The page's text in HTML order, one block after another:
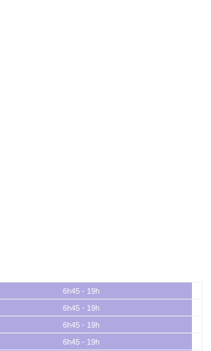
6h45 - 19h
6h45 - 19h
6h45 - 19h
6h45 - 19h